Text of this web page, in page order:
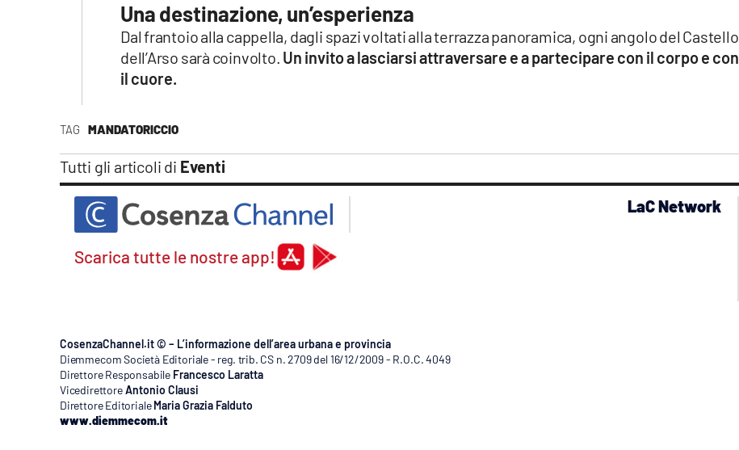
TAG MANDATORICCIO
Tutti gli articoli di Eventi
Una destinazione, un’esperienza
Dal frantoio alla cappella, dagli spazi voltati alla terrazza panoramica, ogni angolo del Castello
dell’Arso sarà coinvolto. Un invito a lasciarsi attraversare e a partecipare con il corpo e con
il cuore.
Scarica tutte le nostre app!
LaC Network
CosenzaChannel.it © – L’informazione dell’area urbana e provincia
Diemmecom Società Editoriale - reg. trib. CS n. 2709 del 16/12/2009 - R.O.C. 4049
Direttore Responsabile Francesco Laratta
VicedirettoreAntonio Clausi
Direttore Editoriale Maria Grazia Falduto
www.diemmecom.it